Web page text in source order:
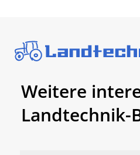
Weitere
Landtechnik-